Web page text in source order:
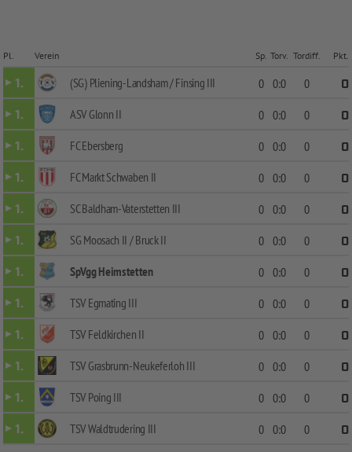
Pl. Verein Sp. Torv. Tordiff. Pkt.
1. (SG) Pliening-Landsham / Finsing III 0 0:0 0
0
1.
ASV Glonn II 0 0:0 0
0
1.
FC Ebersberg 0 0:0 0
0
1.
FC Markt Schwaben II 0 0:0 0
0
1.
SC Baldham-Vaterstetten III 0 0:0 0
0
1.
SG Moosach II / Bruck II 0 0:0 0
0
1.
SpVgg Heimstetten 0 0:0 0
0
1.
TSV Egmating III 0 0:0 0
0
1.
TSV Feldkirchen II 0 0:0 0
0
1.
TSV Grasbrunn-Neukeferloh III 0 0:0 0
0
1.
TSV Poing III 0 0:0 0
0
1.
TSV Waldtrudering III 0 0:0 0 0